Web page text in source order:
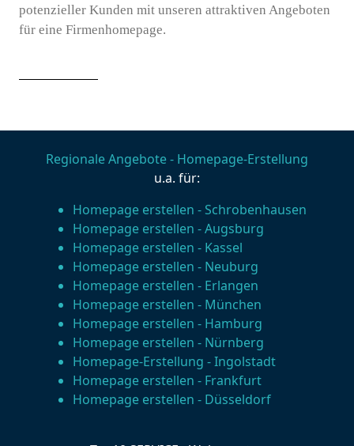
potenzieller Kunden mit unseren attraktiven Angeboten
für eine Firmenhomepage.
Regionale Angebote - Homepage-Erstellung
u.a. für:
Homepage erstellen - Schrobenhausen
Homepage erstellen - Augsburg
Homepage erstellen - Kassel
Homepage erstellen - Neuburg
Homepage erstellen - Erlangen
Homepage erstellen - München
Homepage erstellen - Hamburg
Homepage erstellen - Nürnberg
Homepage-Erstellung - Ingolstadt
Homepage erstellen - Frankfurt
Homepage erstellen - Düsseldorf